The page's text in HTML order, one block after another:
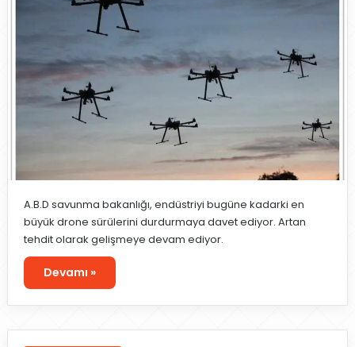
A.B.D savunma bakanlığı, endüstriyi bugüne kadarki en
büyük drone sürülerini durdurmaya davet ediyor. Artan
tehdit olarak gelişmeye devam ediyor.
Devamı »